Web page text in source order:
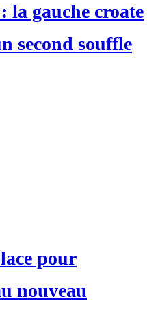
la gauche croate
second souffle
pour
nouveau